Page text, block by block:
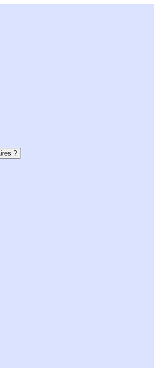
?